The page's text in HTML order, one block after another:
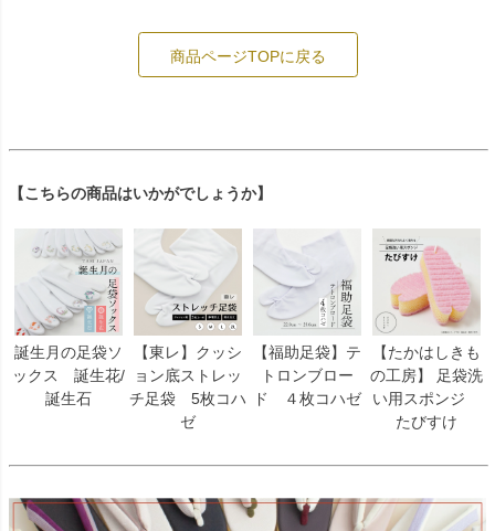
商品ページTOPに戻る
【こちらの商品はいかがでしょうか】
誕生月の足袋ソ
ックス 誕生花/
誕生石
【東レ】クッシ
ョン底ストレッ
チ足袋 5枚コハ
ゼ
【福助足袋】テ
トロンブロー
ド ４枚コハゼ
【たかはしきも
の工房】 足袋洗
い用スポンジ
たびすけ